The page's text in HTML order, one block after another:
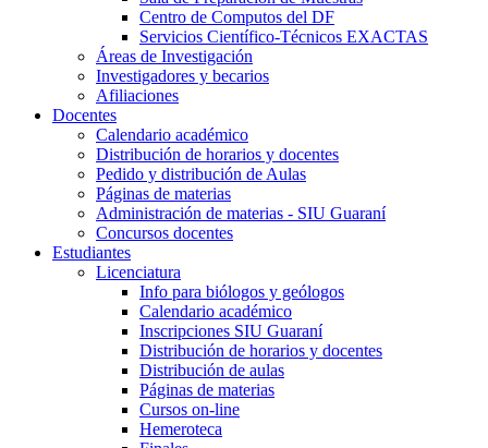
Centro de Computos del DF
Servicios Científico-Técnicos EXACTAS
Áreas de Investigación
Investigadores y becarios
Afiliaciones
Docentes
Calendario académico
Distribución de horarios y docentes
Pedido y distribución de Aulas
Páginas de materias
Administración de materias - SIU Guaraní
Concursos docentes
Estudiantes
Licenciatura
Info para biólogos y geólogos
Calendario académico
Inscripciones SIU Guaraní
Distribución de horarios y docentes
Distribución de aulas
Páginas de materias
Cursos on-line
Hemeroteca